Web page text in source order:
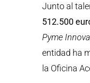
Junto al
512.500
Pyme Innova
entidad ha
la Oficina